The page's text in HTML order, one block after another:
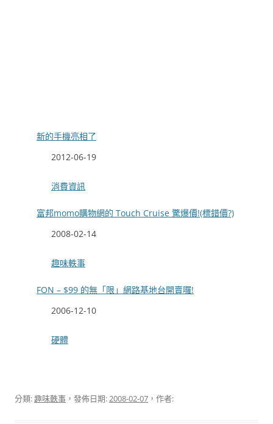
新的手機亮相了
日期
2012-06-19
關於
消費資訊
富邦momo購物網的 Touch Cruise 驚爆價!(標錯價?)
日期
2008-02-14
關於
趣味軼事
FON – $99 的無「限」網路基地台開賣囉!
日期
2006-12-10
關於
硬體
分類:趣味軼事 ，發佈日期:2008-02-07 ，作者: